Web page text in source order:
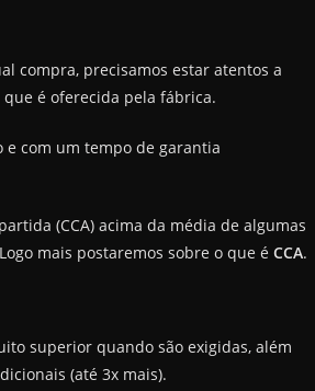
compra, precisamos estar atentos a
é oferecida pela fábrica.
e com um tempo de garantia
(CCA) acima da média de algumas
mais postaremos sobre o que é CCA.
superior quando são exigidas, além
(até 3x mais).